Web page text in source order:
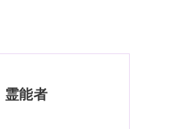
霊能者